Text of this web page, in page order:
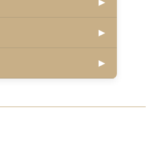
▶
▶
▶